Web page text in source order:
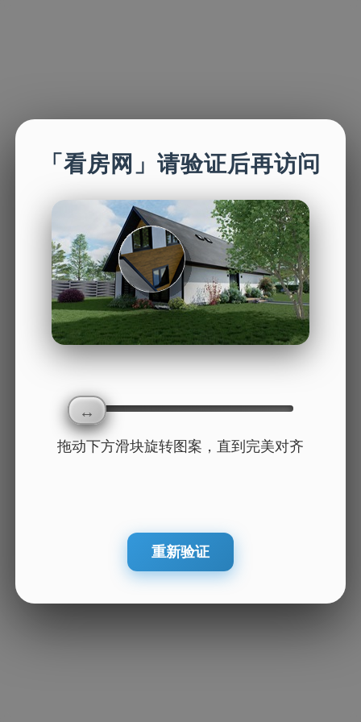
「看房网」请验证后再访问
拖动下方滑块旋转图案，直到完美对齐
重新验证